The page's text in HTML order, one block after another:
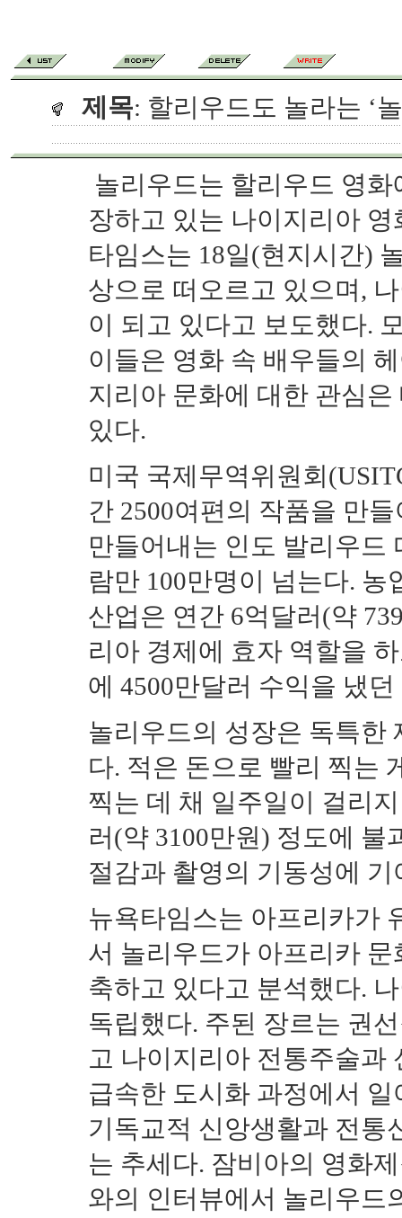
제목: 할리우드도 놀라는 ‘
놀리우드는 할리우드 영
장하고 있는 나이지리아
타임스는 18일(현지시간)
상으로 떠오르고 있으며,
이 되고 있다고 보도했다.
이들은 영화 속 배우들의
지리아 문화에 대한 관심
있다.
미국 국제무역위원회
간 2500여편의 작품을 만
만들어내는 인도 발리우드
람만 100만명이 넘는다.
산업은 연간 6억달러(약
리아 경제에 효자 역할을
에 4500만달러 수익을 냈
놀리우드의 성장은 독특한
다. 적은 돈으로 빨리 찍는
찍는 데 채 일주일이 걸리
러(약 3100만원) 정도에
절감과 촬영의 기동성에 기
뉴욕타임스는 아프리카가
서 놀리우드가 아프리카
축하고 있다고 분석했다.
독립했다. 주된 장르는 권
고 나이지리아 전통주술과
급속한 도시화 과정에서
기독교적 신앙생활과 전통
는 추세다. 잠비아의 영화
와의 인터뷰에서 놀리우드